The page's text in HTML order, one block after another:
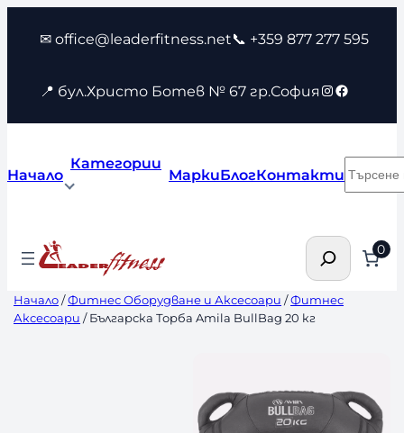
съдържанието
✉ office@leaderfitness.net📞 +359 877 277 595
📍 бул.Христо Ботев № 67 гр.София Instagram
Facebook
Начало
Категории
МаркиБлогКонтакти
Търсене 0
Начало/Фитнес Оборудване и Аксесоари /Фитнес
Аксесоари / Българска Торба Amila BullBag 20 кг